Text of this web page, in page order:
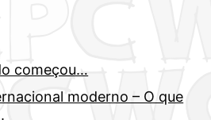
começou…
moderno – O que